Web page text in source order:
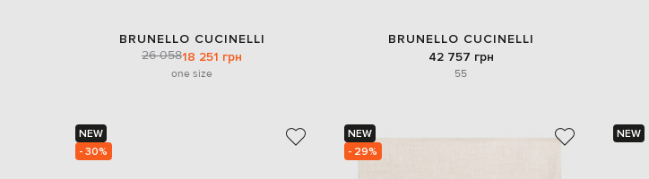
BRUNELLO CUCINELLI
26 05818 251 грн
one size
BRUNELLO CUCINELLI
42 757 грн
55
NEW
- 30%
NEW
- 29%
NEW